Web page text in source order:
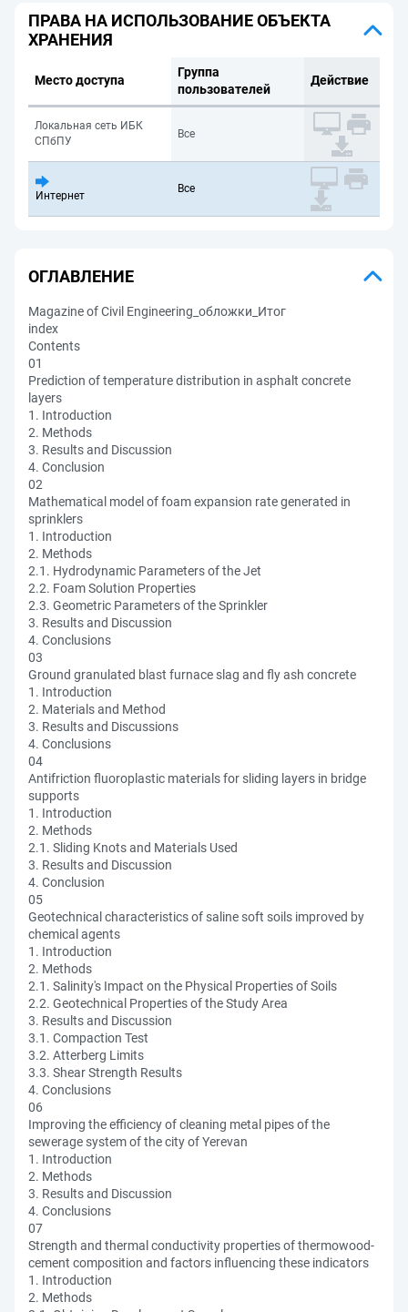
ПРАВА НА ИСПОЛЬЗОВАНИЕ ОБЪЕКТА
ХРАНЕНИЯ
Место доступа
Группа
пользователей
Действие
Локальная сеть ИБК
СПбПУ
Все
Интернет
Все
ОГЛАВЛЕНИЕ
Magazine of Civil Engineering_обложки_Итог
index
Contents
01
Prediction of temperature distribution in asphalt concrete
layers
1. Introduction
2. Methods
3. Results and Discussion
4. Conclusion
02
Mathematical model of foam expansion rate generated in
sprinklers
1. Introduction
2. Methods
2.1. Hydrodynamic Parameters of the Jet
2.2. Foam Solution Properties
2.3. Geometric Parameters of the Sprinkler
3. Results and Discussion
4. Conclusions
03
Ground granulated blast furnace slag and fly ash concrete
1. Introduction
2. Materials and Method
3. Results and Discussions
4. Conclusions
04
Antifriction fluoroplastic materials for sliding layers in bridge
supports
1. Introduction
2. Methods
2.1. Sliding Knots and Materials Used
3. Results and Discussion
4. Conclusion
05
Geotechnical characteristics of saline soft soils improved by
chemical agents
1. Introduction
2. Methods
2.1. Salinity's Impact on the Physical Properties of Soils
2.2. Geotechnical Properties of the Study Area
3. Results and Discussion
3.1. Compaction Test
3.2. Atterberg Limits
3.3. Shear Strength Results
4. Conclusions
06
Improving the efficiency of cleaning metal pipes of the
sewerage system of the city of Yerevan
1. Introduction
2. Methods
3. Results and Discussion
4. Conclusions
07
Strength and thermal conductivity properties of thermowood-
cement composition and factors influencing these indicators
1. Introduction
2. Methods